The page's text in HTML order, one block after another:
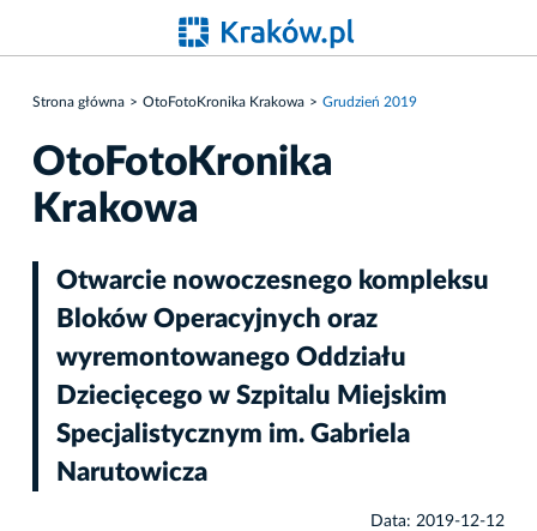
Strona główna OtoFotoKronika Krakowa Grudzień 2019
OtoFotoKronika
Krakowa
Otwarcie nowoczesnego kompleksu
Bloków Operacyjnych oraz
wyremontowanego Oddziału
Dziecięcego w Szpitalu Miejskim
Specjalistycznym im. Gabriela
Narutowicza
Data: 2019-12-12